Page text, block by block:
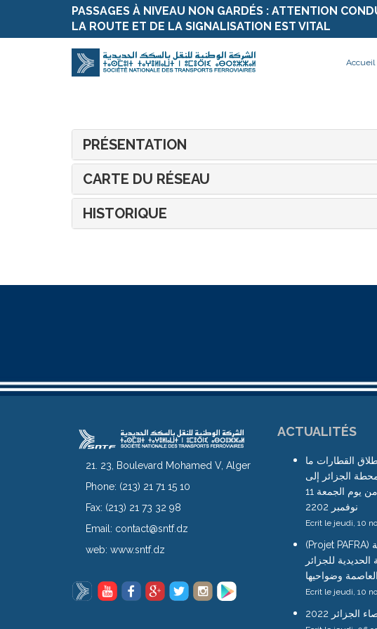
PASSAGES À NIVEAU NON GARDÉS : ATTENTION
LA ROUTE ET DE LA SIGNALISATION EST VITAL
Accueil
PRÉSENTATION
CARTE DU RÉSEAU
HISTORIQUE
21. 23, Boulevard Mohamed V, Alger
Phone: (213) 21 71 15 10
Fax: (213) 21 73 32 98
Email: contact@sntf.dz
web: www.sntf.dz
ACTUALITÉS
القطارات ما
الجزائر إلى
محطة آغا ابتداء من يوم الجمعة 11
نوفمبر 2202
Ecrit le jeudi, 10
(Projet PAFRA) أشغال برنامج تهيئة
للجزائر
العاصمة وضواحيها
Ecrit le jeudi, 10
الجزائر 2022